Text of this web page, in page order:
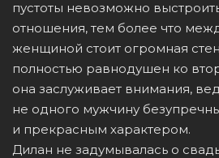
пустоты невозможно
отношения, тем более что
женщиной стоит огромная
полностью равнодушен ко
она заслуживает внимания,
не одного мужчину
и прекрасным характером.
Дилан не задумывалась о